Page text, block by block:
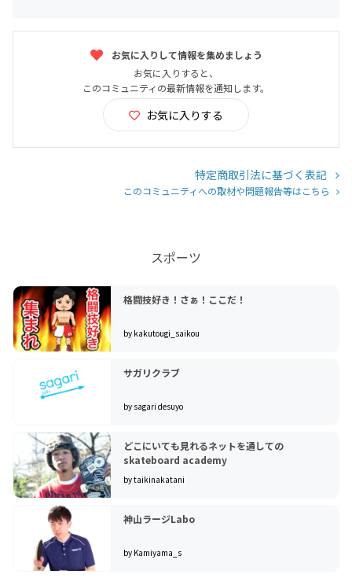
お気に入りして情報を集めましょう
お気に入りすると、
このコミュニティの最新情報を通知します。
お気に入りする
特定商取引法に基づく表記
このコミュニティへの取材や問題報告等はこちら
スポーツ
格闘技好き！さぁ！ここだ！
by kakutougi_saikou
サガリクラブ
by sagari desuyo
どこにいても見れるネットを通しての
skateboard academy
by taikinakatani
神山ラージLabo
by Kamiyama_s